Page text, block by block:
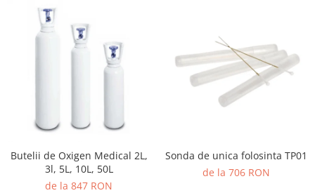
Butelii de Oxigen Medical 2L,
3l, 5L, 10L, 50L
de la 847 RON
Sonda de unica folosinta TP01
de la 706 RON